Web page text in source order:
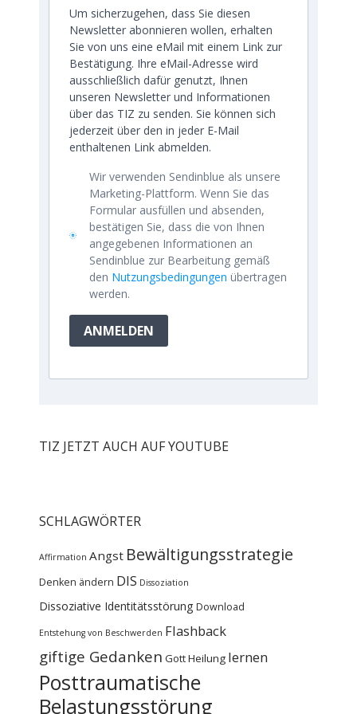
Um sicherzugehen, dass Sie diesen
Newsletter abonnieren wollen, erhalten
Sie von uns eine eMail mit einem Link zur
Bestätigung. Ihre eMail-Adresse wird
ausschließlich dafür genutzt, Ihnen
unseren Newsletter und Informationen
über das TIZ zu senden. Sie können sich
jederzeit über den in jeder E-Mail
enthaltenen Link abmelden.
Wir verwenden Sendinblue als unsere
Marketing-Plattform. Wenn Sie das
Formular ausfüllen und absenden,
bestätigen Sie, dass die von Ihnen
angegebenen Informationen an
Sendinblue zur Bearbeitung gemäß
den Nutzungsbedingungen übertragen
werden.
ANMELDEN
TIZ JETZT AUCH AUF YOUTUBE
SCHLAGWÖRTER
Affirmation Angst Bewältigungsstrategie
Denken ändern DIS Dissoziation
Dissoziative Identitätsstörung Download
Entstehung von Beschwerden Flashback
giftige Gedanken GottHeilung lernen
Posttraumatische
Belastungsstörung